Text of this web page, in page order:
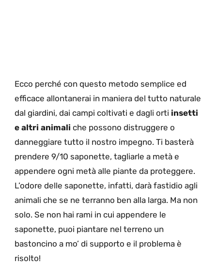
Ecco perché con questo metodo semplice ed
efficace allontanerai in maniera del tutto naturale
dal giardini, dai campi coltivati e dagli orti insetti
e altri animali che possono distruggere o
danneggiare tutto il nostro impegno. Ti basterà
prendere 9/10 saponette, tagliarle a metà e
appendere ogni metà alle piante da proteggere.
L’odore delle saponette, infatti, darà fastidio agli
animali che se ne terranno ben alla larga. Ma non
solo. Se non hai rami in cui appendere le
saponette, puoi piantare nel terreno un
bastoncino a mo’ di supporto e il problema è
risolto!